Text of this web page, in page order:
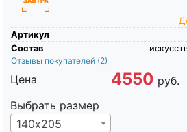
Артикул
Состав
Отзывы покупателей (2)
Цена 4550 руб.
Выбрать размер
140х205